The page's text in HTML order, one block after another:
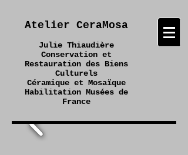
Atelier CeraMosa
Julie Thiaudière
Conservation et
Restauration des Biens
Culturels
Céramique et Mosaïque
Habilitation Musées de
France